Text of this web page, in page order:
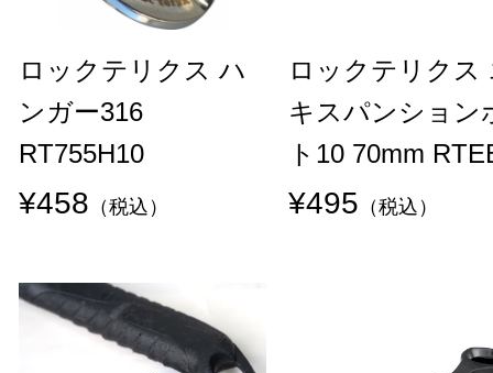
ロックテリクス ハ
ンガー316
RT755H10
¥458 （税込）
ロックテリクス
キスパンション
ト10 70mm
¥495 （税込）